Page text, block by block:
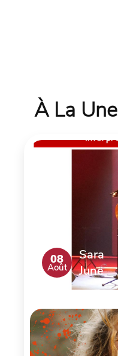
À La Une
08
Août
Sara
June